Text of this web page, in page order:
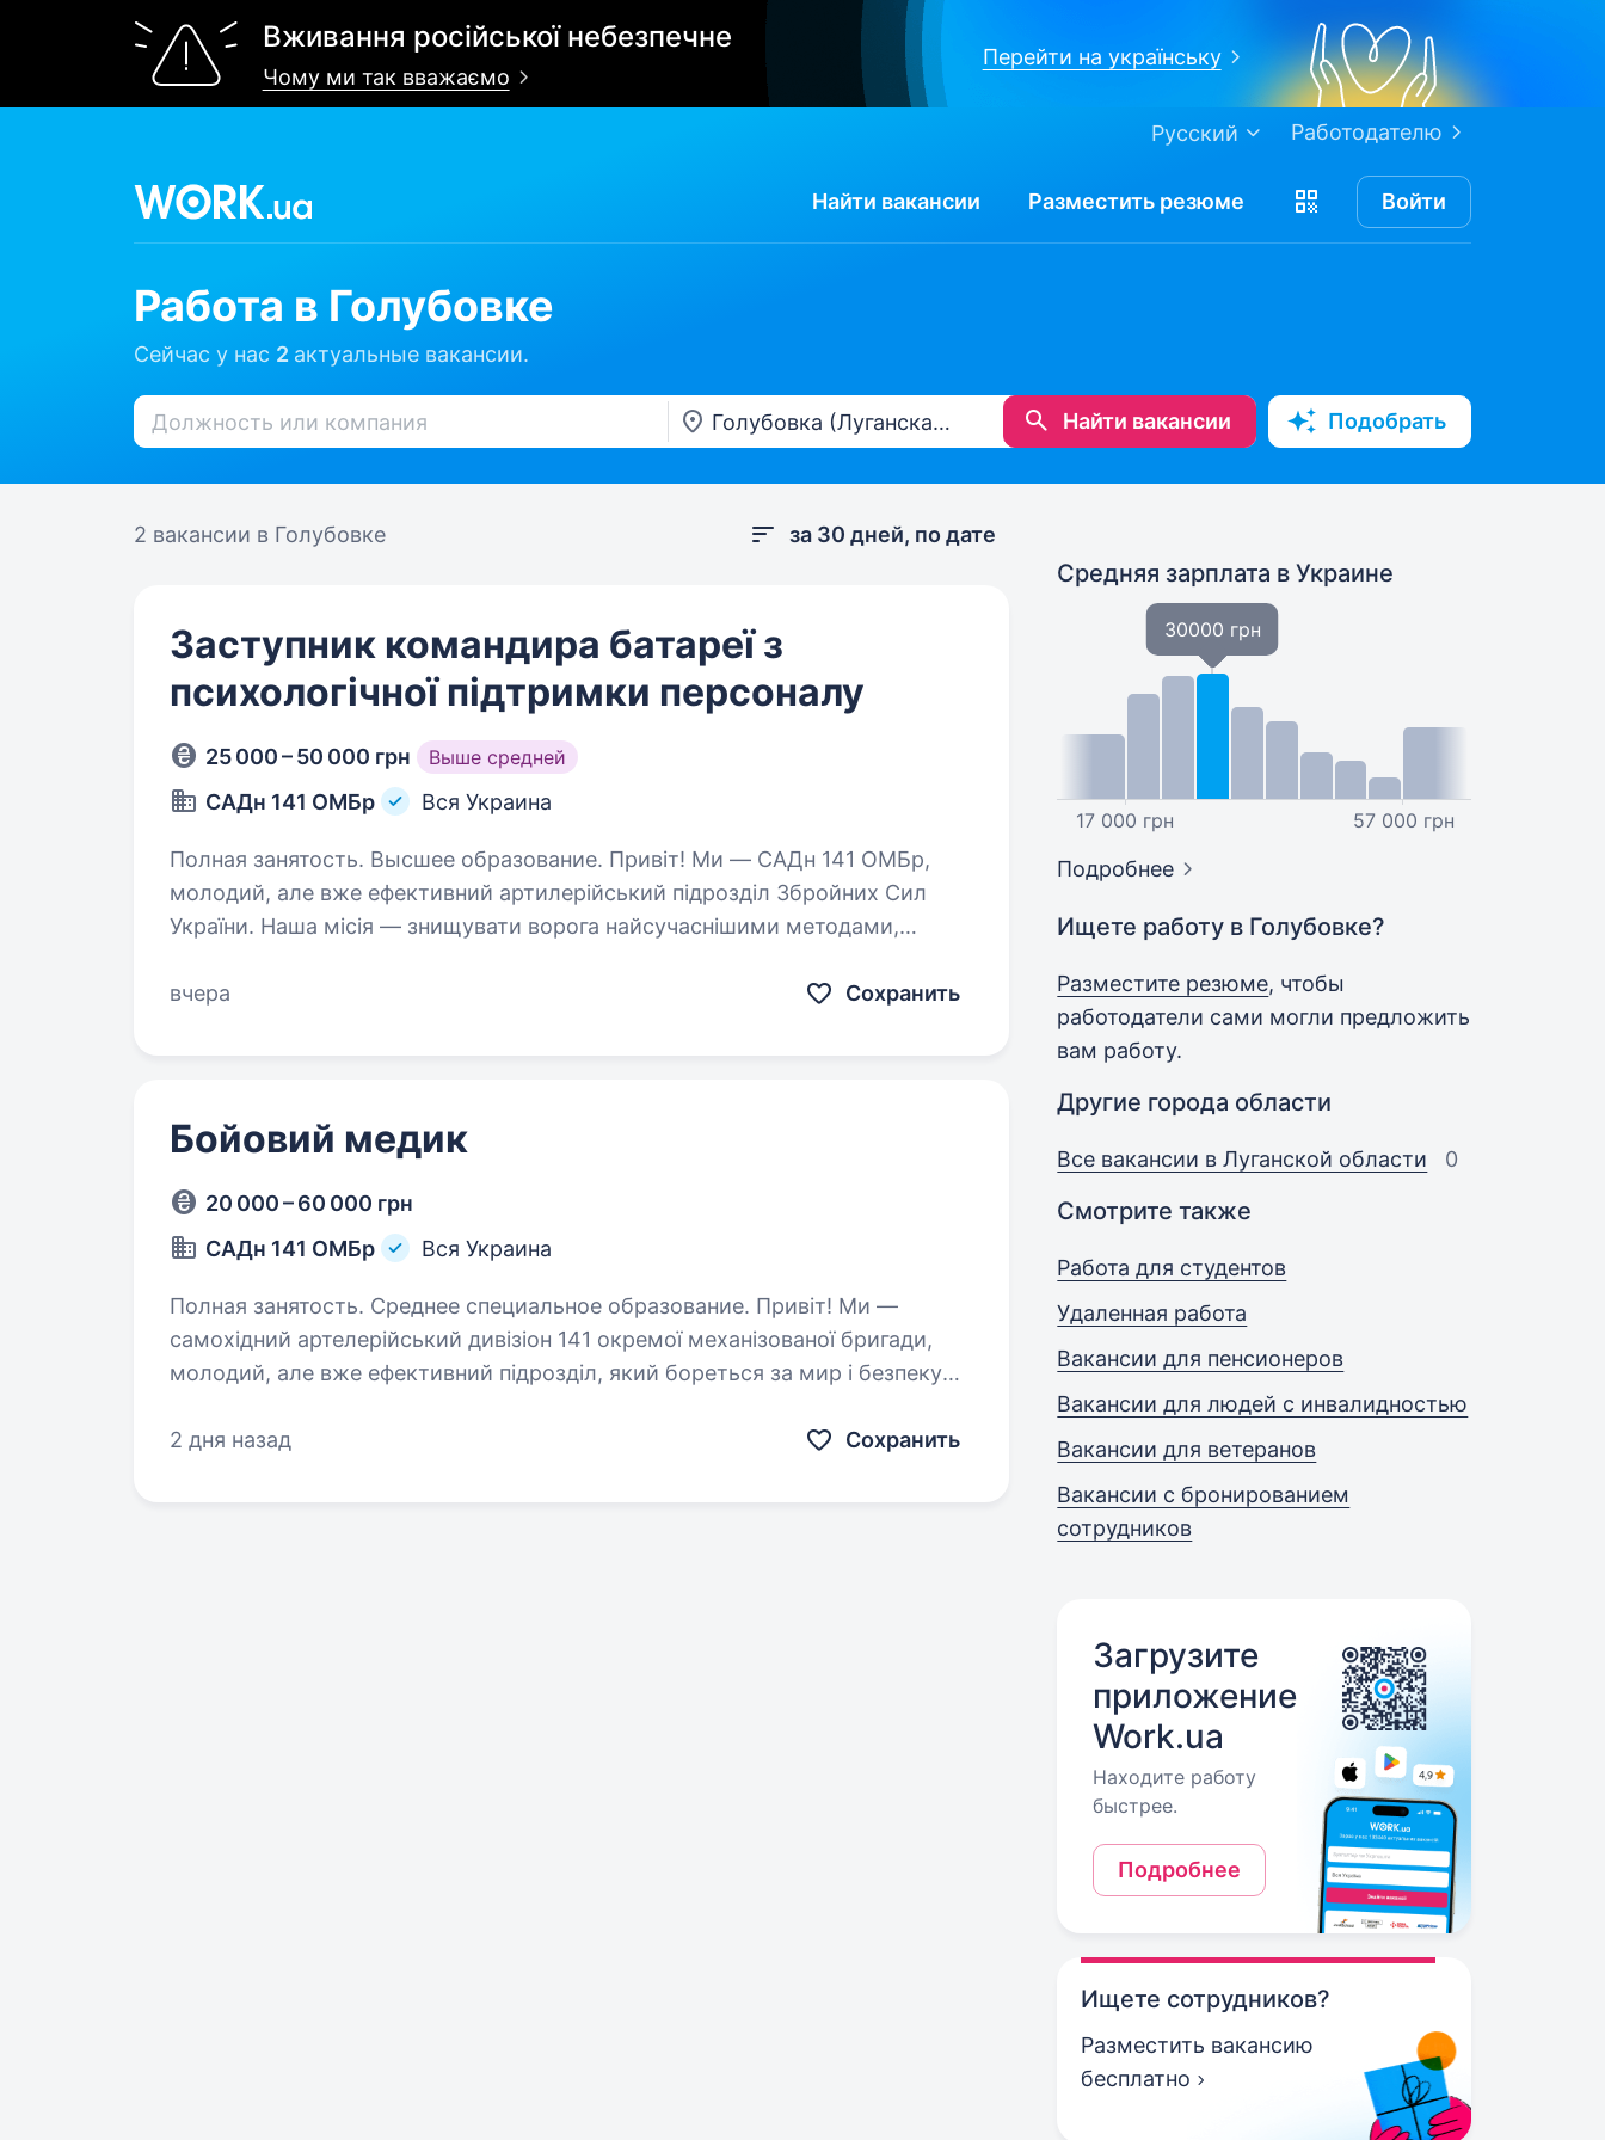
Вживання російської небезпечне
Чому ми так вважаємо
Перейти на українську
Работодателю
Русский
Найти вакансии Разместить резюме Войти
Работа в Голубовке
Сейчас у нас 2 актуальные вакансии.
Найти вакансии Подобрать
2 вакансии в Голубовке за 30 дней, по дате
Заступник командира батареї з
психологічної підтримки персоналу
25 000 – 50 000 грн Выше средней
САДн 141 ОМБр Вся Украина
Полная занятость. Высшее образование. Привіт! Ми — САДн 141 ОМБр,
молодий, але вже ефективний артилерійський підрозділ Збройних Сил
України. Наша місія — знищувати ворога найсучаснішими методами,
вчера
Сохранить
Бойовий медик
20 000 – 60 000 грн
САДн 141 ОМБр
Вся Украина
Полная занятость. Среднее специальное образование. Привіт! Ми —
самохідний артелерійський дивізіон 141 окремої механізованої бригади,
молодий, але вже ефективний підрозділ, який бореться за мир і безпеку
2 дня назад
Сохранить
Средняя зарплата в Украине
17 000 грн
30000 грн
57 000 грн
Подробнее
Ищете работу в Голубовке?
Разместите резюме, чтобы
работодатели сами могли предложить
вам работу.
Другие города области
Все вакансии в Луганской области 0
Смотрите также
Работа для студентов
Удаленная работа
Вакансии для пенсионеров
Вакансии для людей с инвалидностью
Вакансии для ветеранов
Вакансии с бронированием
сотрудников
Загрузите
приложение
Work.ua
Находите работу
быстрее.
Подробнее
Ищете сотрудников?
Разместить вакансию
бесплатно